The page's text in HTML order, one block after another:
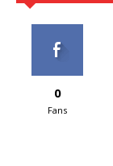
0
Fans